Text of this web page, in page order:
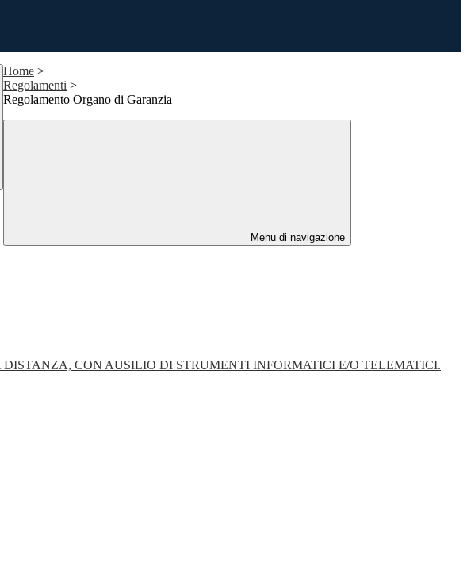
Home >
Regolamenti >
Regolamento Organo di Garanzia
Menu di navigazione
CON AUSILIO DI STRUMENTI INFORMATICI E/O TELEMATICI.